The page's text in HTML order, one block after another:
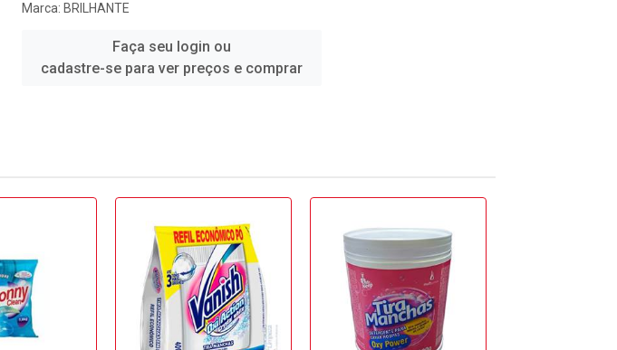
Marca: BRILHANTE
Faça seu login ou
cadastre-se para ver preços e comprar